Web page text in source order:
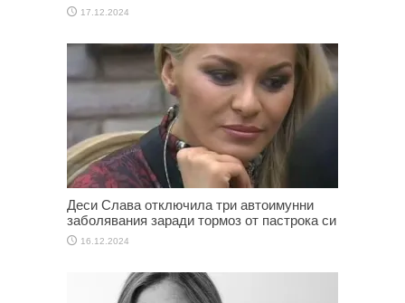
17.12.2024
Деси Слава отключила три автоимунни
заболявания заради тормоз от пастрока си
16.12.2024